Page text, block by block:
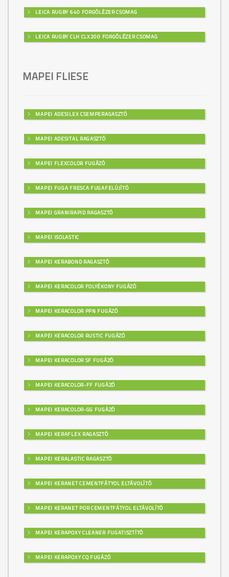
LEICA RUGBY 640 FORGÓLÉZER CSOMAG
LEICA RUGBY CLH CLX200 FORGÓLÉZER CSOMAG
MAPEI FLIESE
MAPEI ADESILEX CSEMPERAGASZTÓ
MAPEI ADESITAL RAGASZTÓ
MAPEI FLEXCOLOR FUGÁZÓ
MAPEI FUGA FRESCA FUGAFELÚJÍTÓ
MAPEI GRANIRAPID RAGASZTÓ
MAPEI ISOLASTIC
MAPEI KERABOND RAGASZTÓ
MAPEI KERACOLOR FOLYÉKONY FUGÁZÓ
MAPEI KERACOLOR PPN FUGÁZÓ
MAPEI KERACOLOR RUSTIC FUGÁZÓ
MAPEI KERACOLOR SF FUGÁZÓ
MAPEI KERACOLOR-FF FUGÁZÓ
MAPEI KERACOLOR-GG FUGÁZÓ
MAPEI KERAFLEX RAGASZTÓ
MAPEI KERALASTIC RAGASZTÓ
MAPEI KERANET CEMENTFÁTYOL ELTÁVOLÍTÓ
MAPEI KERANET POR CEMENTFÁTYOL ELTÁVOLÍTÓ
MAPEI KERAPOXY CLEANER FUGATISZTÍTÓ
MAPEI KERAPOXY CQ FUGÁZÓ